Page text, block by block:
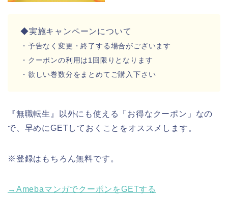
◆実施キャンペーンについて
・予告なく変更・終了する場合がございます
・クーポンの利用は1回限りとなります
・欲しい巻数分をまとめてご購入下さい
『無職転生』以外にも使える「お得なクーポン」なの
で、早めにGETしておくことをオススメします。
※登録はもちろん無料です。
→AmebaマンガでクーポンをGETする